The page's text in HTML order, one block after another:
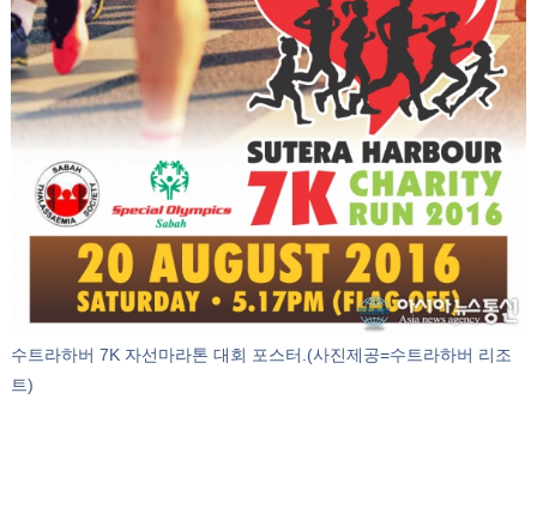
수트라하버 7K 자선마라톤 대회 포스터.(사진제공=수트라하버 리조
트)